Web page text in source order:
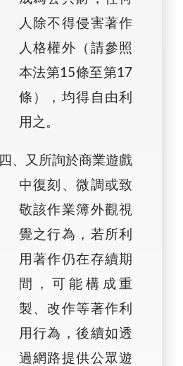
人除不得侵害著作
人格權外（請參照
本法第15條至第17
條），均得自由利
用之。
四、又所詢於商業遊戲
中復刻、微調或致
敬該作業簿外觀視
覺之行為，若所利
用著作仍在存續期
間，可能構成重
製、改作等著作利
用行為，後續如透
過網路提供公眾遊